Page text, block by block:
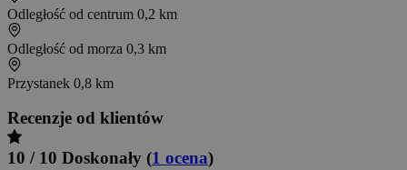
Odległość od centrum 0,2 km
Odległość od morza 0,3 km
Przystanek 0,8 km
Recenzje od klientów
10 / 10 Doskonały (1 ocena)